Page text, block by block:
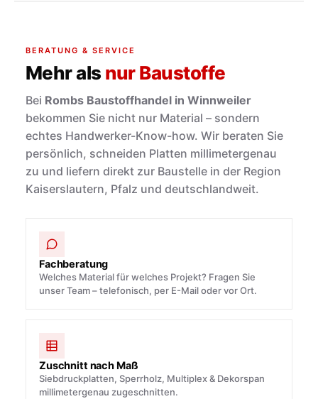
BERATUNG & SERVICE
Mehr alsnur Baustoffe
Bei Rombs Baustoffhandel in Winnweiler
bekommen Sie nicht nur Material – sondern
echtes Handwerker-Know-how. Wir beraten Sie
persönlich, schneiden Platten millimetergenau
zu und liefern direkt zur Baustelle in der Region
Kaiserslautern, Pfalz und deutschlandweit.
Fachberatung
Welches Material für welches Projekt? Fragen Sie
unser Team – telefonisch, per E-Mail oder vor Ort.
Zuschnitt nach Maß
Siebdruckplatten, Sperrholz, Multiplex & Dekorspan
millimetergenau zugeschnitten.